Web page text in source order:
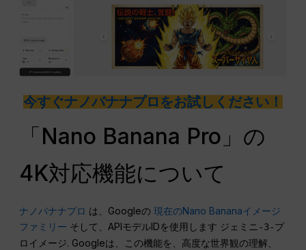
今すぐナノバナナプロをお試しください！
「Nano Banana Pro」の
4K対応機能について
ナノバナナプロ は、Googleの現在のNano Bananaイメージ
ファミリー そして、APIモデルIDを使用します ジェミニ-3-プ
ロイメージ. Googleは、この機能を、高度な世界観の理解、